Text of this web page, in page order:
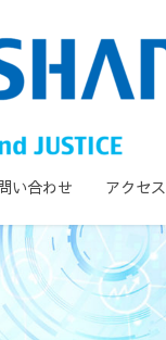
い合わせ アクセス